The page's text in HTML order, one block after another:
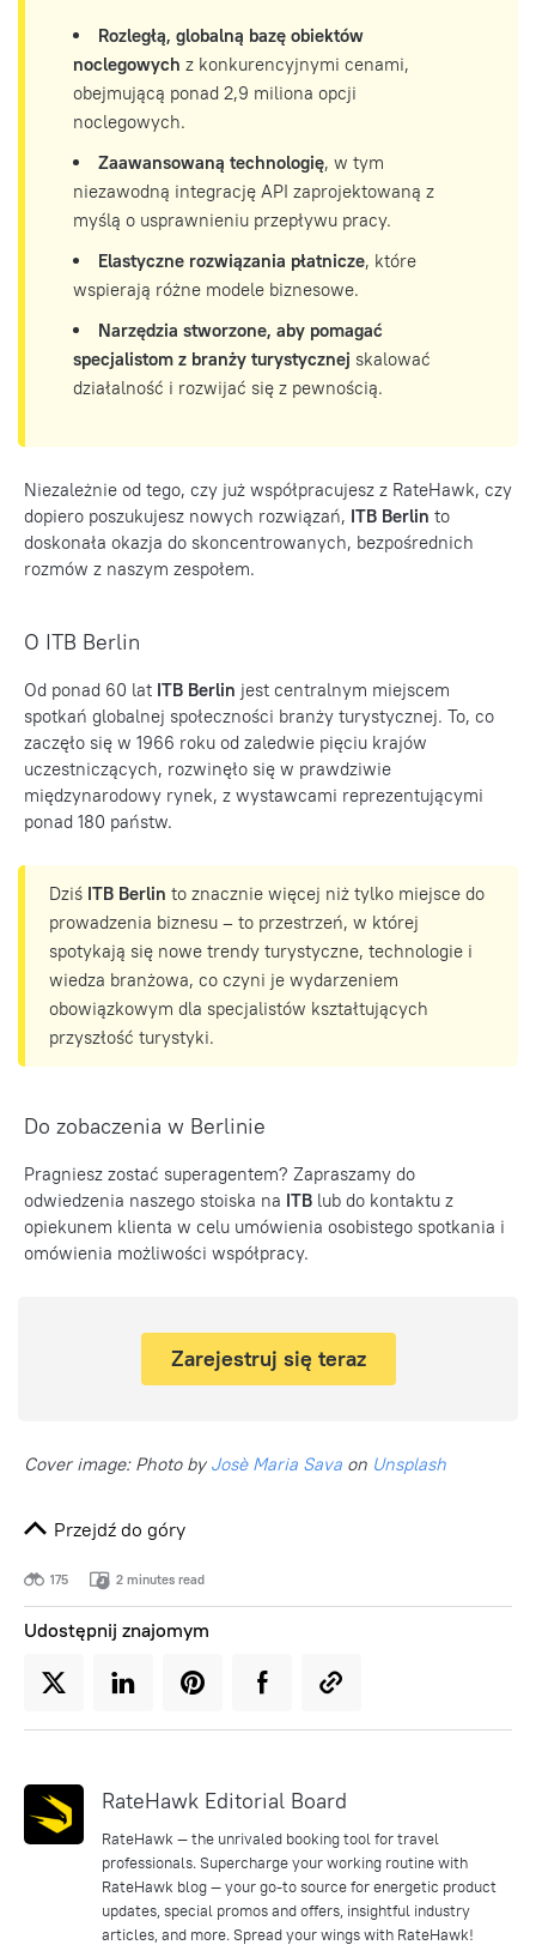
Rozległą, globalną bazę obiektów
noclegowych z konkurencyjnymi cenami,
obejmującą ponad 2,9 miliona opcji
noclegowych.
Zaawansowaną technologię, w tym
niezawodną integrację API zaprojektowaną z
myślą o usprawnieniu przepływu pracy.
Elastyczne rozwiązania płatnicze, które
wspierają różne modele biznesowe.
Narzędzia stworzone, aby pomagać
specjalistom z branży turystycznej skalować
działalność i rozwijać się z pewnością.
Niezależnie od tego, czy już współpracujesz z RateHawk, czy
dopiero poszukujesz nowych rozwiązań, ITB Berlin to
doskonała okazja do skoncentrowanych, bezpośrednich
rozmów z naszym zespołem.
O ITB Berlin
Od ponad 60 lat ITB Berlin jest centralnym miejscem
spotkań globalnej społeczności branży turystycznej. To, co
zaczęło się w 1966 roku od zaledwie pięciu krajów
uczestniczących, rozwinęło się w prawdziwie
międzynarodowy rynek, z wystawcami reprezentującymi
ponad 180 państw.
Dziś ITB Berlin to znacznie więcej niż tylko miejsce do
prowadzenia biznesu – to przestrzeń, w której
spotykają się nowe trendy turystyczne, technologie i
wiedza branżowa, co czyni je wydarzeniem
obowiązkowym dla specjalistów kształtujących
przyszłość turystyki.
Do zobaczenia w Berlinie
Pragniesz zostać superagentem? Zapraszamy do
odwiedzenia naszego stoiska na ITB lub do kontaktu z
opiekunem klienta w celu umówienia osobistego spotkania i
omówienia możliwości współpracy.
Zarejestruj się teraz
Cover image: Photo by Josè Maria Sava on Unsplash
Przejdź do góry
175 2 minutes read
Udostępnij znajomym
RateHawk Editorial Board
RateHawk — the unrivaled booking tool for travel
professionals. Supercharge your working routine with
RateHawk blog — your go-to source for energetic product
updates, special promos and offers, insightful industry
articles, and more. Spread your wings with RateHawk!